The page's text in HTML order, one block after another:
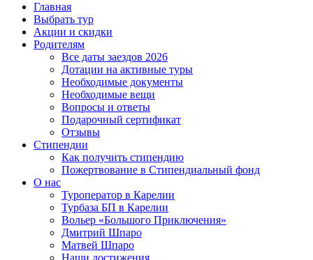
Главная
Выбрать тур
Акции и скидки
Родителям
Все даты заездов 2026
Дотации на активные туры
Необходимые документы
Необходимые вещи
Вопросы и ответы
Подарочный сертификат
Отзывы
Стипендии
Как получить стипендию
Пожертвование в Стипендиальный фонд
О нас
Туроператор в Карелии
Турбаза БП в Карелии
Вольер «Большого Приключения»
Дмитрий Шпаро
Матвей Шпаро